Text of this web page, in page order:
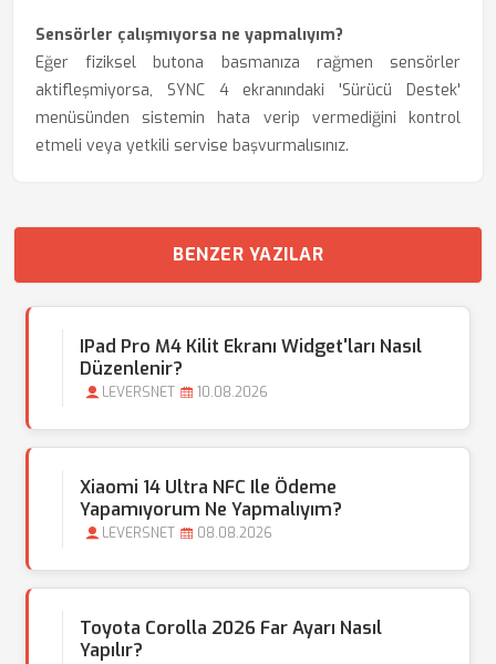
Sensörler çalışmıyorsa ne yapmalıyım?
Eğer fiziksel butona basmanıza rağmen sensörler
aktifleşmiyorsa, SYNC 4 ekranındaki 'Sürücü Destek'
menüsünden sistemin hata verip vermediğini kontrol
etmeli veya yetkili servise başvurmalısınız.
BENZER YAZILAR
IPad Pro M4 Kilit Ekranı Widget'ları Nasıl
Düzenlenir?
LEVERSNET 10.08.2026
Xiaomi 14 Ultra NFC Ile Ödeme
Yapamıyorum Ne Yapmalıyım?
LEVERSNET 08.08.2026
Toyota Corolla 2026 Far Ayarı Nasıl
Yapılır?